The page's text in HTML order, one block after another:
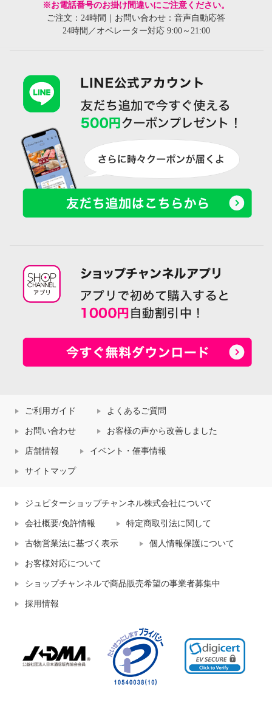
※お電話番号のお掛け間違いにご注意ください。
ご注文：24時間｜お問い合わせ：音声自動応答
24時間／オペレーター対応 9:00～21:00
ご利用ガイド よくあるご質問
お問い合わせ お客様の声から改善しました
店舗情報 イベント・催事情報
サイトマップ
ジュピターショップチャンネル株式会社について
会社概要/免許情報 特定商取引法に関して
古物営業法に基づく表示 個人情報保護について
お客様対応について
ショップチャンネルで商品販売希望の事業者募集中
採用情報